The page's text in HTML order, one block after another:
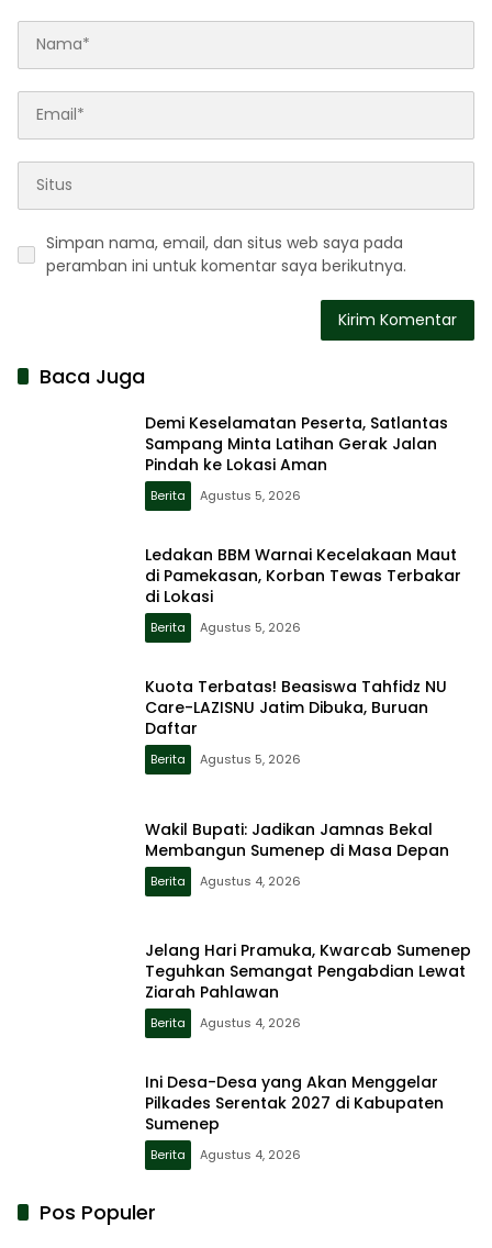
Simpan nama, email, dan situs web saya pada
peramban ini untuk komentar saya berikutnya.
Baca Juga
Demi Keselamatan Peserta, Satlantas
Sampang Minta Latihan Gerak Jalan
Pindah ke Lokasi Aman
Berita Agustus 5, 2026
Ledakan BBM Warnai Kecelakaan Maut
di Pamekasan, Korban Tewas Terbakar
di Lokasi
Berita Agustus 5, 2026
Kuota Terbatas! Beasiswa Tahfidz NU
Care-LAZISNU Jatim Dibuka, Buruan
Daftar
Berita Agustus 5, 2026
Wakil Bupati: Jadikan Jamnas Bekal
Membangun Sumenep di Masa Depan
Berita Agustus 4, 2026
Jelang Hari Pramuka, Kwarcab Sumenep
Teguhkan Semangat Pengabdian Lewat
Ziarah Pahlawan
Berita Agustus 4, 2026
Ini Desa-Desa yang Akan Menggelar
Pilkades Serentak 2027 di Kabupaten
Sumenep
Berita Agustus 4, 2026
Pos Populer